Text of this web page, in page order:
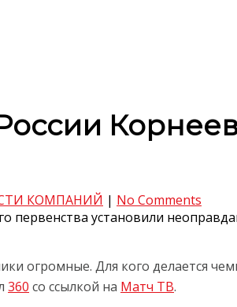
КОМПАНИЙ | No Comments
первенства установили
огромные. Для кого делается
360 со ссылкой на Матч ТВ.